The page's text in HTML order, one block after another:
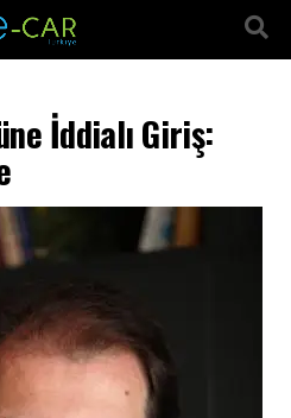
İddialı Giriş: